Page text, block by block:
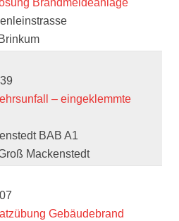
Brandmeldeanlage
– eingeklemmte
BAB A1
Mackenstedt
Gebäudebrand